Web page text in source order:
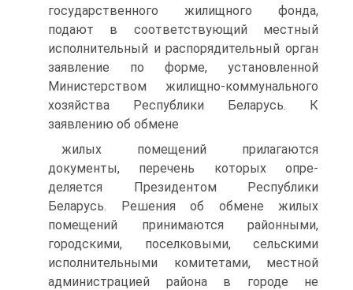
государственного жилищного фонда,
подают в соответст­вующий местный
исполнительный и распорядительный орган
заяв­ление по форме, установленной
Министерством жилищно-комму­нального
хозяйства Республики Беларусь. К
заявлению об обмене
жилых помещений прилагаются
документы, перечень которых опре­
деляется Президентом Республики
Беларусь. Решения об обмене жилых
помещений принимаются районными,
городскими, поселко­выми, сельскими
исполнительными комитетами, местной
админи­страцией района в городе не